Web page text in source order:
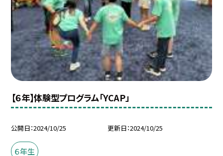
【６年】体験型プログラム「YCAP」
公開日 2024/10/25 更新日 2024/10/25
６年生